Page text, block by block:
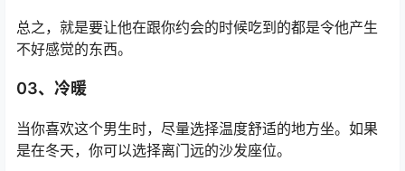
总之，就是要让他在跟你约会的时候吃到的都是令他产生
不好感觉的东西。
03、冷暖
当你喜欢这个男生时，尽量选择温度舒适的地方坐。如果
是在冬天，你可以选择离门远的沙发座位。